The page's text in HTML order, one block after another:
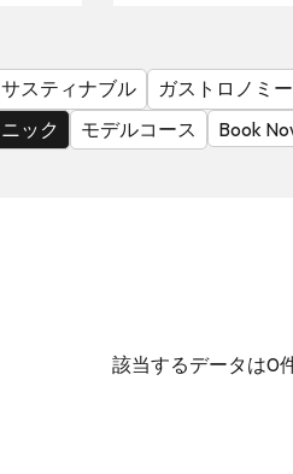
サスティナブル ガストロノミー
ック モデルコース Book
該当するデータは0